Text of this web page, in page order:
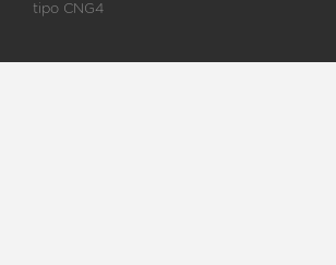
tipo CNG4